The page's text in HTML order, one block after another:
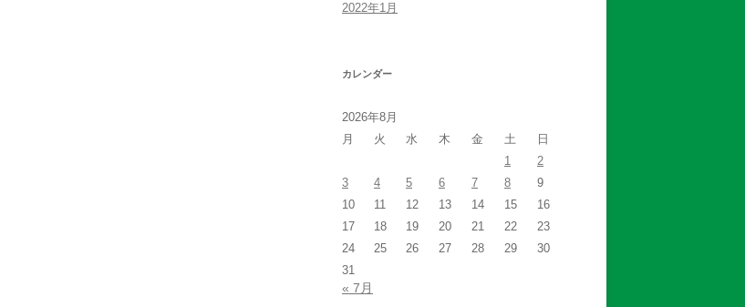
2022年1月
カレンダー
2026年8月
月
火 水 木 金 土
日
1
2
3
4 5 6 7 8
9
10
11 12 13 14 15
16
17
18 19 20 21 22
23
24
25 26 27 28 29
30
31
« 7月